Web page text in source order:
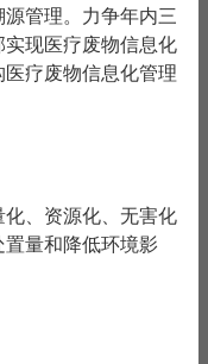
管理。力争年内三
现医疗废物信息化
疗废物信息化管理
、资源化、无害化
量和降低环境影